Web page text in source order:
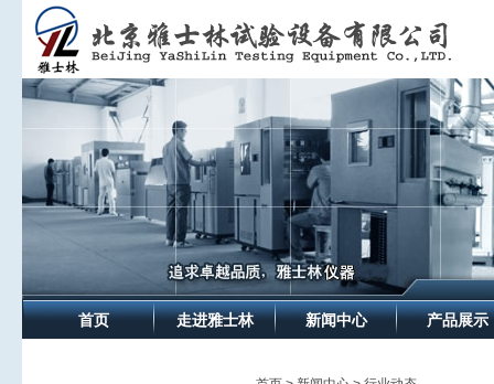
首页 走进雅士林 新闻中心 产品展示